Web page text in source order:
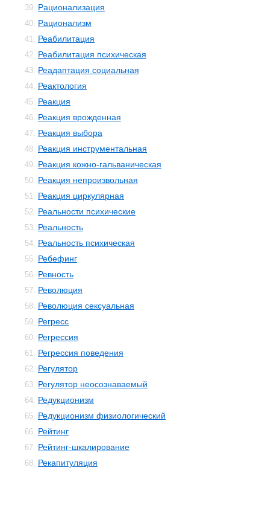
39. Рационализация
40. Рационализм
41. Реабилитация
42. Реабилитация психическая
43. Реадаптация социальная
44. Реактология
45. Реакция
46. Реакция врожденная
47. Реакция выбора
48. Реакция инструментальная
49. Реакция кожно-гальваническая
50. Реакция непроизвольная
51. Реакция циркулярная
52. Реальности психические
53. Реальность
54. Реальность психическая
55. Ребефинг
56. Ревность
57. Революция
58. Революция сексуальная
59. Регресс
60. Регрессия
61. Регрессия поведения
62. Регулятор
63. Регулятор неосознаваемый
64. Редукционизм
65. Редукционизм физиологический
66. Рейтинг
67. Рейтинг-шкалирование
68. Рекапитуляция